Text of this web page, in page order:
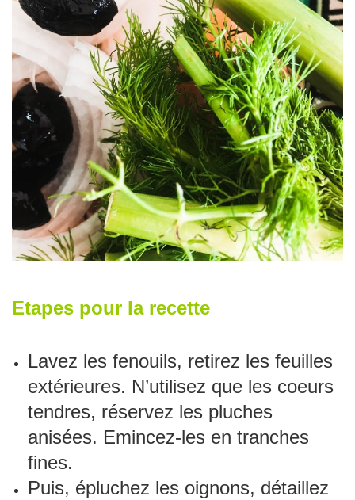
Etapes pour la recette
Lavez les fenouils, retirez les feuilles
extérieures. N’utilisez que les coeurs
tendres, réservez les pluches
anisées. Emincez-les en tranches
fines.
Puis, épluchez les oignons, détaillez